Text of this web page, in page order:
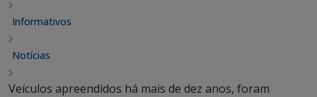
Informativos
Notícias
Veículos apreendidos há mais de dez anos, foram